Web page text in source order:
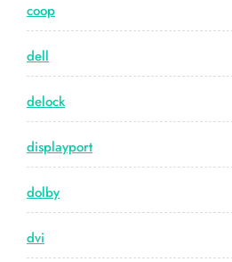
coop
dell
delock
displayport
dolby
dvi